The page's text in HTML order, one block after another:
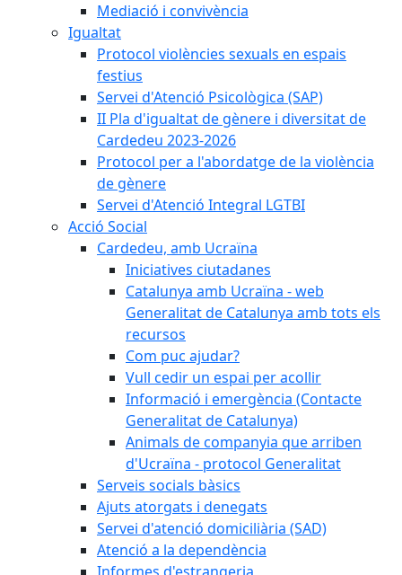
Mediació i convivència
Igualtat
Protocol violències sexuals en espais
festius
Servei d'Atenció Psicològica (SAP)
II Pla d'igualtat de gènere i diversitat de
Cardedeu 2023-2026
Protocol per a l'abordatge de la violència
de gènere
Servei d'Atenció Integral LGTBI
Acció Social
Cardedeu, amb Ucraïna
Iniciatives ciutadanes
Catalunya amb Ucraïna - web
Generalitat de Catalunya amb tots els
recursos
Com puc ajudar?
Vull cedir un espai per acollir
Informació i emergència (Contacte
Generalitat de Catalunya)
Animals de companyia que arriben
d'Ucraïna - protocol Generalitat
Serveis socials bàsics
Ajuts atorgats i denegats
Servei d'atenció domiciliària (SAD)
Atenció a la dependència